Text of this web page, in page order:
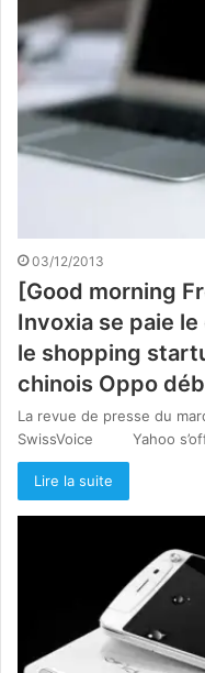
03/12/2013
[Good morning
Invoxia se paie
le shopping
chinois Oppo
La revue de presse du
SwissVoice Yahoo
Lire la suite